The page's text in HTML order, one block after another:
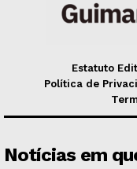
Estatuto
Política de
Notícias em